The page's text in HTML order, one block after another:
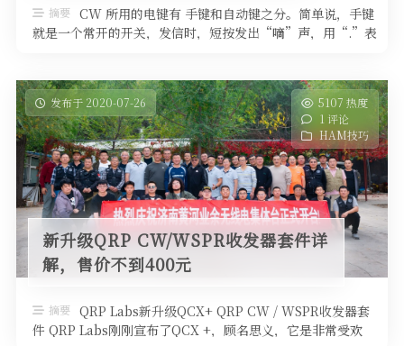
软件
摘要 CW 所用的电键有 手键和自动键之分。简单说，手键
就是一个常开的开关，发信时，短按发出“嘀”声，用“.”表
发布于 2020-07-26
5107 热度
1 评论
HAM技巧
新升级QRP CW/WSPR收发器套件详
解，售价不到400元
摘要 QRP Labs新升级QCX+ QRP CW / WSPR收发器套
件 QRP Labs刚刚宣布了QCX +，顾名思义，它是非常受欢